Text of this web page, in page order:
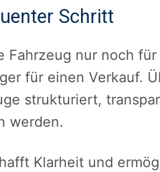
Schritt
Fahrzeug nur noch
für einen Verkauf.
strukturiert,
werden.
Klarheit und